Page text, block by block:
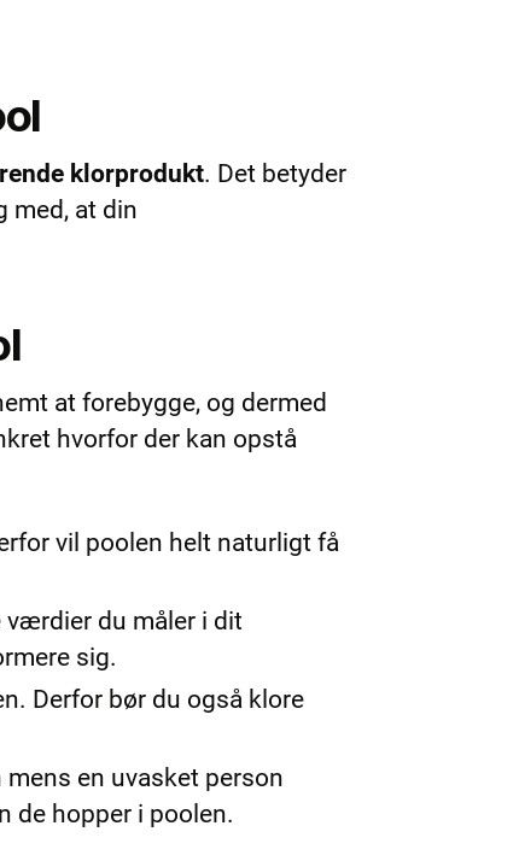
klorprodukt. Det betyder
med, at din
at forebygge, og dermed
hvorfor der kan opstå
vil poolen helt naturligt få
værdier du måler i dit
sig.
Derfor bør du også klore
en uvasket person
de hopper i poolen.